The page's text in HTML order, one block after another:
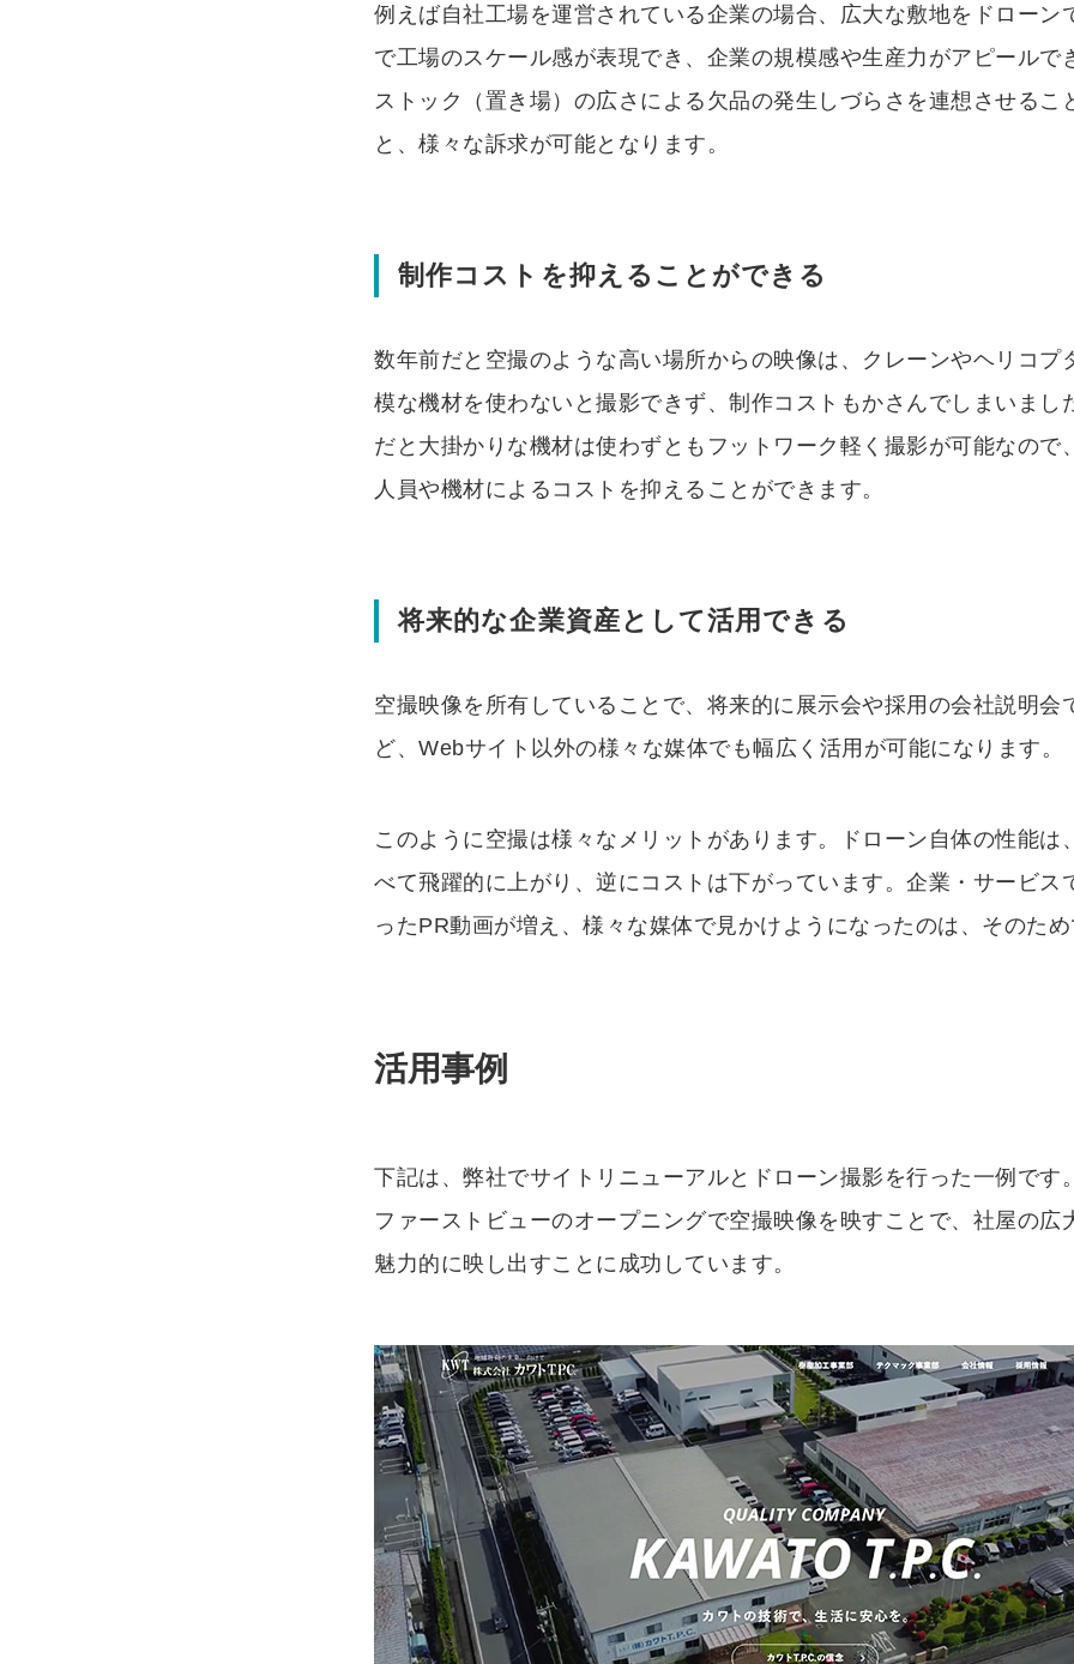
例えば自社工場を運営されている企業の場合、広大な敷地をドローン
で工場のスケール感が表現でき、企業の規模感や生産力がアピールで
ストック（置き場）の広さによる欠品の発生しづらさを連想させるこ
と、様々な訴求が可能となります。
制作コストを抑えることができる
数年前だと空撮のような高い場所からの映像は、クレーンやヘリコプ
模な機材を使わないと撮影できず、制作コストもかさんでしまいまし
だと大掛かりな機材は使わずともフットワーク軽く撮影が可能なので
人員や機材によるコストを抑えることができます。
将来的な企業資産として活用できる
空撮映像を所有していることで、将来的に展示会や採用の会社説明会
ど、Webサイト以外の様々な媒体でも幅広く活用が可能になります。
このように空撮は様々なメリットがあります。ドローン自体の性能は
べて飛躍的に上がり、逆にコストは下がっています。企業・サービス
ったPR動画が増え、様々な媒体で見かけようになったのは、そのため
活用事例
下記は、弊社でサイトリニューアルとドローン撮影を行った一例です。
ファーストビューのオープニングで空撮映像を映すことで、社屋の広
魅力的に映し出すことに成功しています。